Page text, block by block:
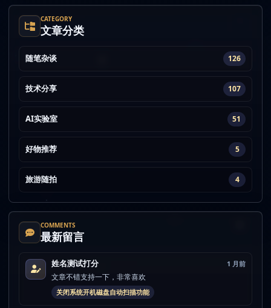
CATEGORY
文章分类
随笔杂谈 126
技术分享 107
AI实验室 51
好物推荐 5
旅游随拍 4
COMMENTS
最新留言
姓名测试打分 1 月前
文章不错支持一下，非常喜欢
关闭系统开机磁盘自动扫描功能